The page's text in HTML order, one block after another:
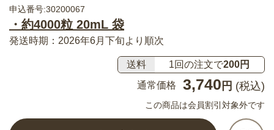
申込番号:30200067
・約4000粒 20mL 袋
発送時期：2026年6月下旬より順次
送料 1回の注文で200円
通常価格
3,740 円 (税込)
この商品は会員割引対象外です